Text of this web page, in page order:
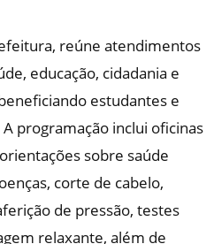
reúne atendimentos
educação, cidadania e
estudantes e
programação inclui oficinas
sobre saúde
corte de cabelo,
de pressão, testes
relaxante, além de